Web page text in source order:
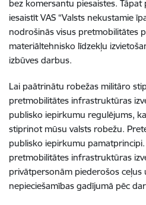
bez komersantu piesaistes.
iesaistīt VAS “Valsts nekustamie
nodrošinās visus pretmobilitātes
materiāltehnisko līdzekļu
izbūves darbus.
Lai paātrinātu robežas militāro
pretmobilitātes infrastruktūras
publisko iepirkumu regulējums,
stiprinot mūsu valsts robežu.
publisko iepirkumu
pretmobilitātes infrastruktūras
privātpersonām piederošos ceļus
nepieciešamības gadījumā pēc